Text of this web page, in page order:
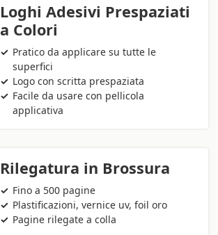
Loghi Adesivi Prespaziati
a Colori
Pratico da applicare su tutte le
superfici
Logo con scritta prespaziata
Facile da usare con pellicola
applicativa
Rilegatura in Brossura
Fino a 500 pagine
Plastificazioni, vernice uv, foil oro
Pagine rilegate a colla